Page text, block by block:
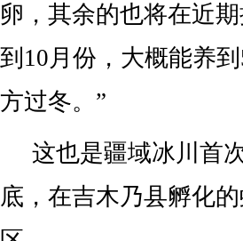
卵，其余的也将在近
到10月份，大概能养
方过冬。”
这也是疆域冰川首
底，在吉木乃县孵化